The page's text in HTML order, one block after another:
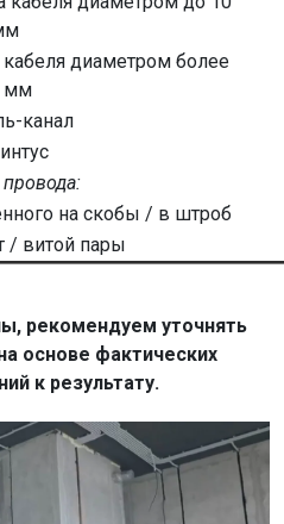
диаметром более
мм
канал
на скобы / в штроб
/ витой пары
рекомендуем уточнять
основе фактических
к результату.